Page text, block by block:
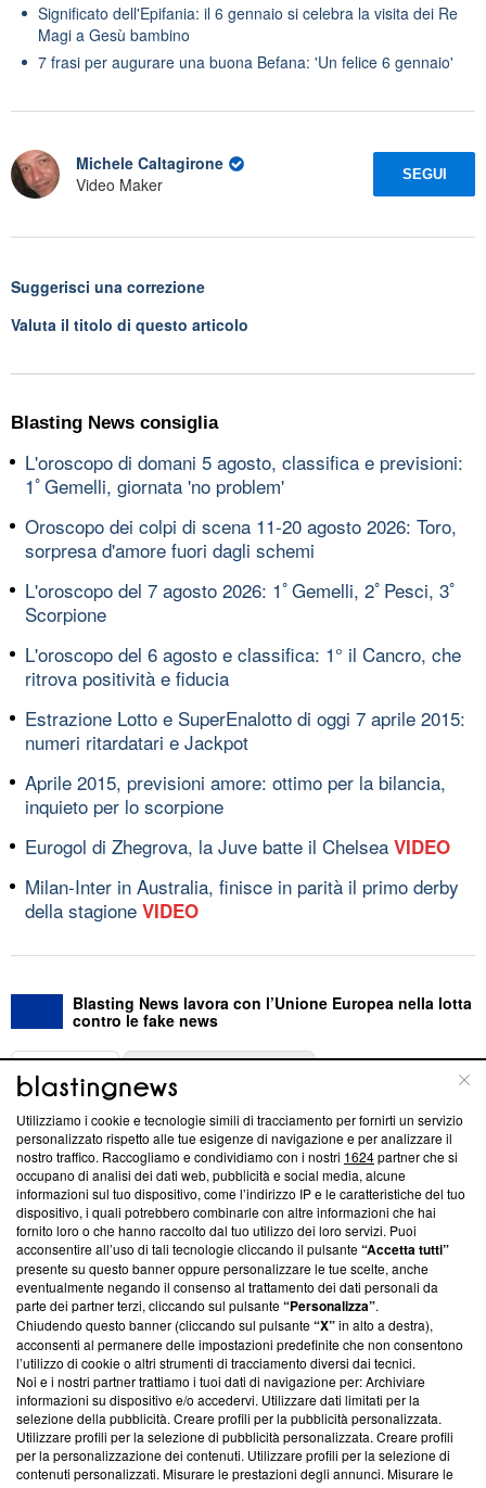
Significato dell'Epifania: il 6 gennaio si celebra la visita dei Re
Magi a Gesù bambino
7 frasi per augurare una buona Befana: 'Un felice 6 gennaio'
Michele Caltagirone
Video Maker
SEGUI
Suggerisci una correzione
Valuta il titolo di questo articolo
Blasting News consiglia
L'oroscopo di domani 5 agosto, classifica e previsioni:
1ﾟGemelli, giornata 'no problem'
Oroscopo dei colpi di scena 11-20 agosto 2026: Toro,
sorpresa d'amore fuori dagli schemi
L'oroscopo del 7 agosto 2026: 1ﾟGemelli, 2ﾟPesci, 3ﾟ
Scorpione
L'oroscopo del 6 agosto e classifica: 1° il Cancro, che
ritrova positività e fiducia
Estrazione Lotto e SuperEnalotto di oggi 7 aprile 2015:
numeri ritardatari e Jackpot
Aprile 2015, previsioni amore: ottimo per la bilancia,
inquieto per lo scorpione
Eurogol di Zhegrova, la Juve batte il Chelsea VIDEO
Milan-Inter in Australia, finisce in parità il primo derby
della stagione VIDEO
Blasting News lavora con l’Unione Europea nella lotta
contro le fake news
ABOUT
Questa sezione offre informazioni trasparenti su Blasting
News, sui nostri processi editoriali e su come ci impegniamo a
creare news di qualità. Inoltre, afferma la nostra aderenza a
‘Trust Project - News with Integrity’Blasting News non è
ancora membro del programma, ma ha richiesto di farne
parte; Trust Project non ha ancora effettuato una verifica di
conformità agli standard.
Su di noi
Team editoriale
Corporate
Redazione
Informativa Privacy
Utilizziamo i cookie e tecnologie simili di tracciamento per fornirti un servizio
personalizzato rispetto alle tue esigenze di navigazione e per analizzare il
nostro traffico. Raccogliamo e condividiamo con i nostri 1624partner che si
occupano di analisi dei dati web, pubblicità e social media, alcune
informazioni sul tuo dispositivo, come l’indirizzo IP e le caratteristiche del tuo
dispositivo, i quali potrebbero combinarle con altre informazioni che hai
fornito loro o che hanno raccolto dal tuo utilizzo dei loro servizi. Puoi
acconsentire all’uso di tali tecnologie cliccando il pulsante“Accetta tutti”
presente su questo banner oppure personalizzare le tue scelte, anche
eventualmente negando il consenso al trattamento dei dati personali da
parte dei partner terzi, cliccando sul pulsante“Personalizza”.
Chiudendo questo banner (cliccando sul pulsante“X”in alto a destra),
acconsenti al permanere delle impostazioni predefinite che non consentono
l’utilizzo di cookie o altri strumenti di tracciamento diversi dai tecnici.
Noi e i nostri partner trattiamo i tuoi dati di navigazione per: Archiviare
informazioni su dispositivo e/o accedervi. Utilizzare dati limitati per la
selezione della pubblicità. Creare profili per la pubblicità personalizzata.
Utilizzare profili per la selezione di pubblicità personalizzata. Creare profili
per la personalizzazione dei contenuti. Utilizzare profili per la selezione di
contenuti personalizzati. Misurare le prestazioni degli annunci. Misurare le